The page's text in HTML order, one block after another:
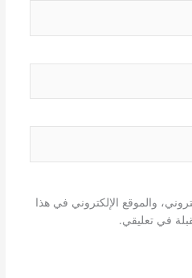
والموقع الإلكتروني في هذا
في تعليقي.